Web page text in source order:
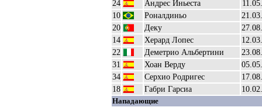
24
Андрес Иньеста
10
Роналдиньо
20
Деку
14
Херард Лопес
22
Деметрио Альбертини
31
Хоан Верду
34
Серхио Родригес
18
Габри Гарсиа
Нападающие